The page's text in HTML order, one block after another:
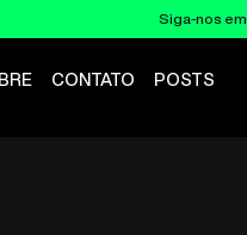
Siga-nos
CONTATO POSTS